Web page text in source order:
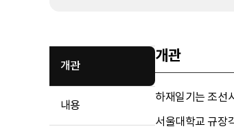
개관
내용
개관
하재일기는 조선
서울대학교 규장